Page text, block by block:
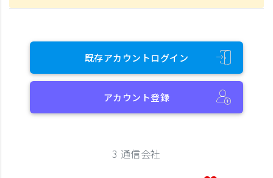
既存アカウントログイン
アカウント登録
3 通信会社